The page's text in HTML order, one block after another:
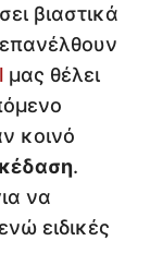
βιαστικά
μας θέλει
κοινό
.
να
ειδικές